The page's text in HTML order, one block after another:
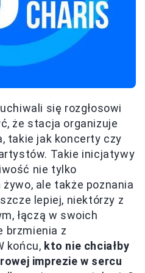
się rozgłosowi
że stacja organizuje
takie jak koncerty czy
Takie inicjatywy
nie tylko
ale także poznania
lepiej, niektórzy z
łączą w swoich
brzmienia z
końcu, kto nie chciałby
imprezie w sercu